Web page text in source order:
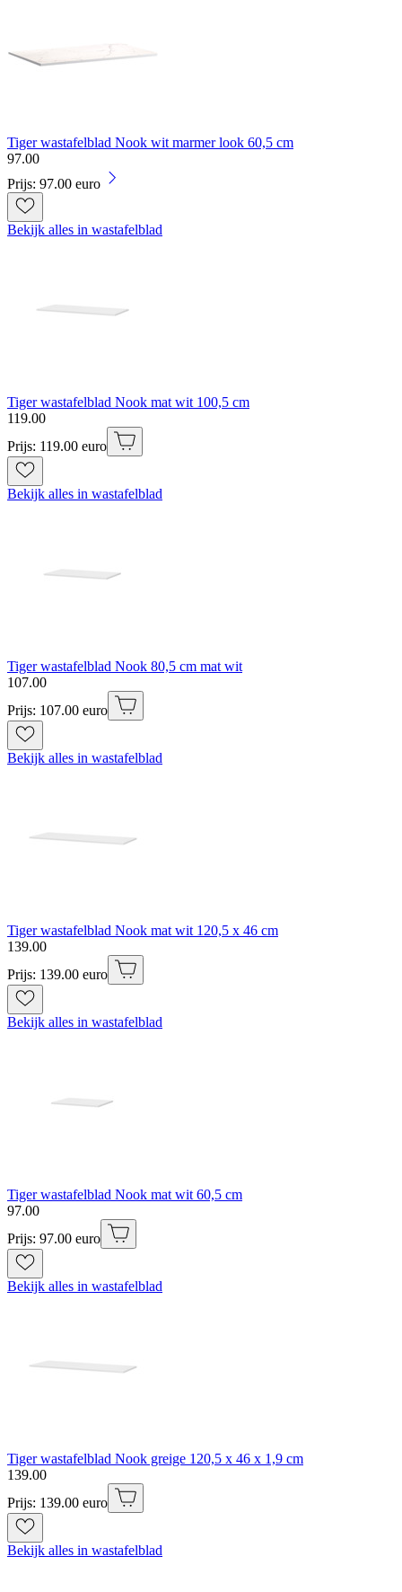
Tiger wastafelblad Nook wit marmer look 60,5 cm
97.00
Prijs: 97.00 euro
Bekijk alles in wastafelblad
Tiger wastafelblad Nook mat wit 100,5 cm
119.00
Prijs: 119.00 euro
Bekijk alles in wastafelblad
Tiger wastafelblad Nook 80,5 cm mat wit
107.00
Prijs: 107.00 euro
Bekijk alles in wastafelblad
Tiger wastafelblad Nook mat wit 120,5 x 46 cm
139.00
Prijs: 139.00 euro
Bekijk alles in wastafelblad
Tiger wastafelblad Nook mat wit 60,5 cm
97.00
Prijs: 97.00 euro
Bekijk alles in wastafelblad
Tiger wastafelblad Nook greige 120,5 x 46 x 1,9 cm
139.00
Prijs: 139.00 euro
Bekijk alles in wastafelblad